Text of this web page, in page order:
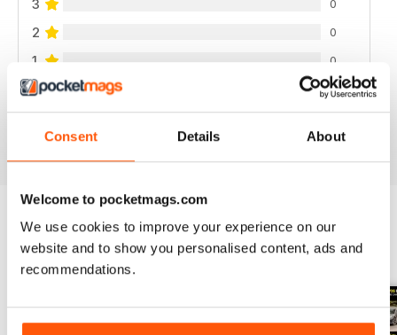
Consent Details About
Welcome to pocketmags.com
We use cookies to improve your experience on our
website and to show you personalised content, ads and
recommendations.
3 0
2 0
1 0
EDIZIONI INDIETRO Visualizza tutti